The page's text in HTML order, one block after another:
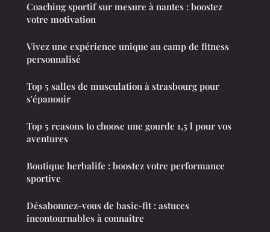
Coaching sportif sur mesure à nantes : boostez
votre motivation
Vivez une expérience unique au camp de fitness
personnalisé
Top 5 salles de musculation à strasbourg pour
s'épanouir
Top 5 reasons to choose une gourde 1,5 l pour vos
aventures
Boutique herbalife : boostez votre performance
sportive
Désabonnez-vous de basic-fit : astuces
incontournables à connaître